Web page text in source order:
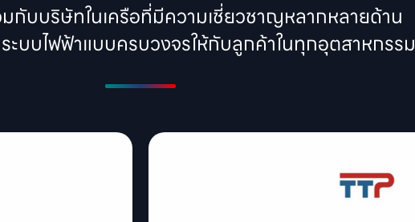
มกับบริษัทในเครือที่มีความเชี่ยวชาญหลากหลายด้าน
ะบบไฟฟ้าแบบครบวงจรให้กับลูกค้าในทุกอุตสาหกรรม